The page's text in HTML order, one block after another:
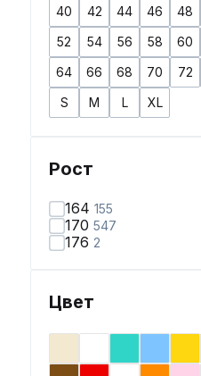
40 42 44 46 48
52
54 56 58 60
64
66 68 70 72
S
M L XL
Рост
164 155
170 547
176 2
Цвет